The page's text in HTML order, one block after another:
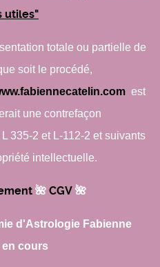
utiles"
totale ou partielle de
soit le procédé,
est
une contrefaçon
335-2 et L-112-2 et suivants
intellectuelle.
🌺​ CGV 🌺​
d'Astrologie Fabienne
cours